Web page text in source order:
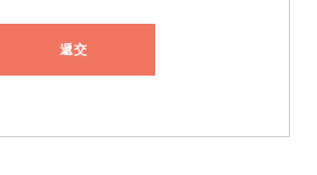
遞交